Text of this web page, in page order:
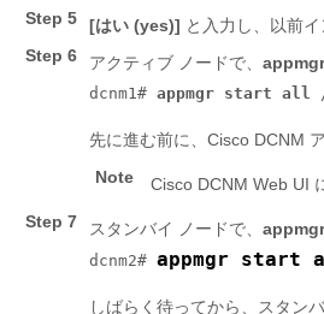
Step 5 [はい (yes)] と入力し、以前
Step 6
アクティブ ノードで、
dcnm1# appmgr start all
先に進む前に、Cisco DCNM
Note
Cisco DCNM Web UI
Step 7
スタンバイ ノードで、
dcnm2# appmgr start
しばらく待ってから、スタン